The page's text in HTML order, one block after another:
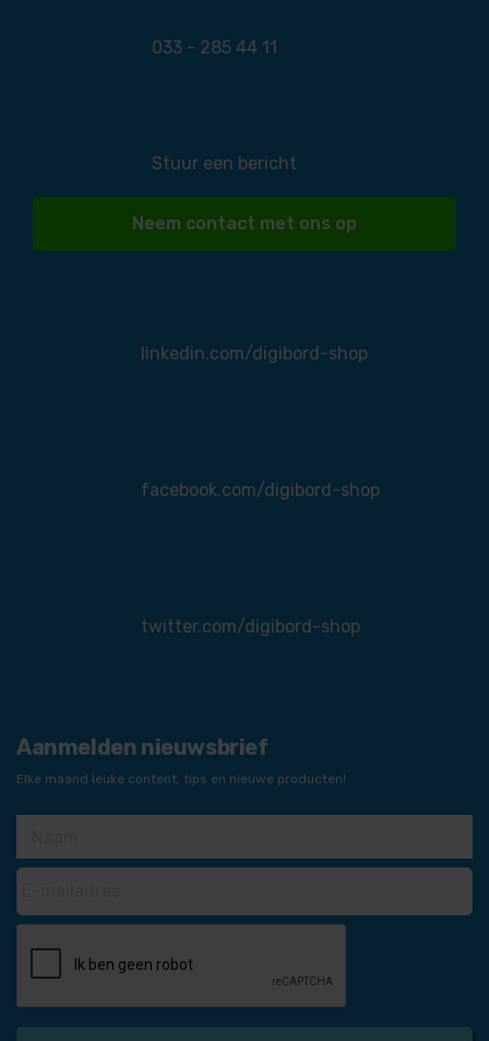
033 - 285 44 11
Stuur een bericht
Neem contact met ons op
linkedin.com/digibord-shop
facebook.com/digibord-shop
twitter.com/digibord-shop
Aanmelden nieuwsbrief
Elke maand leuke content, tips en nieuwe producten!